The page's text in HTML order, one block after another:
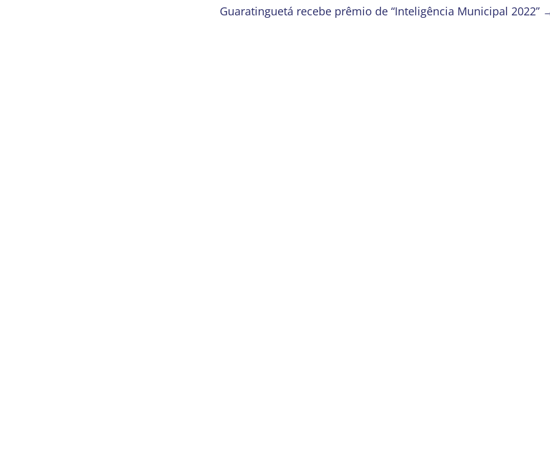
Guaratinguetá recebe prêmio de “Inteligência Municipal 2022”